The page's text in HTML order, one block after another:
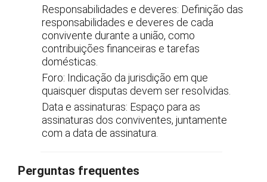
Responsabilidades e deveres: Definição das
responsabilidades e deveres de cada
convivente durante a união, como
contribuições financeiras e tarefas
domésticas.
Foro: Indicação da jurisdição em que
quaisquer disputas devem ser resolvidas.
Data e assinaturas: Espaço para as
assinaturas dos conviventes, juntamente
com a data de assinatura.
Perguntas frequentes